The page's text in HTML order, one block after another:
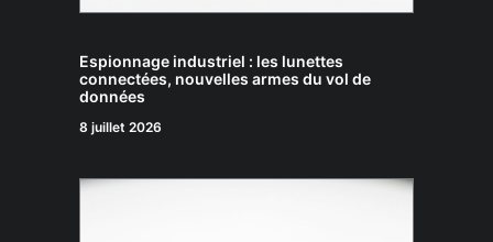
Espionnage industriel : les lunettes
connectées, nouvelles armes du vol de
données
8 juillet 2026